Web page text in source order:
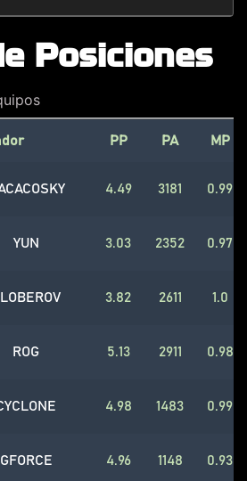
Posiciones
PP PA MP
4.49 3181 0.99
YUN 3.03 2352 0.97
3.82 2611 1.0
ROG 5.13 2911 0.98
4.98 1483 0.99
GFORCE 4.96 1148 0.93